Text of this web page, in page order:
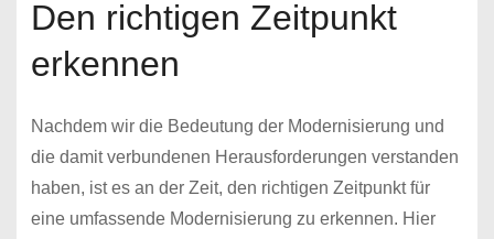
Den richtigen Zeitpunkt
erkennen
Nachdem wir die Bedeutung der Modernisierung und
die damit verbundenen Herausforderungen verstanden
haben, ist es an der Zeit, den richtigen Zeitpunkt für
eine umfassende Modernisierung zu erkennen. Hier